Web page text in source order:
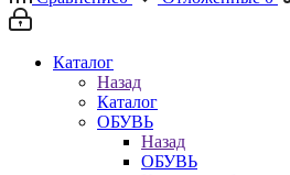
Каталог
Назад
Каталог
ОБУВЬ
Назад
ОБУВЬ